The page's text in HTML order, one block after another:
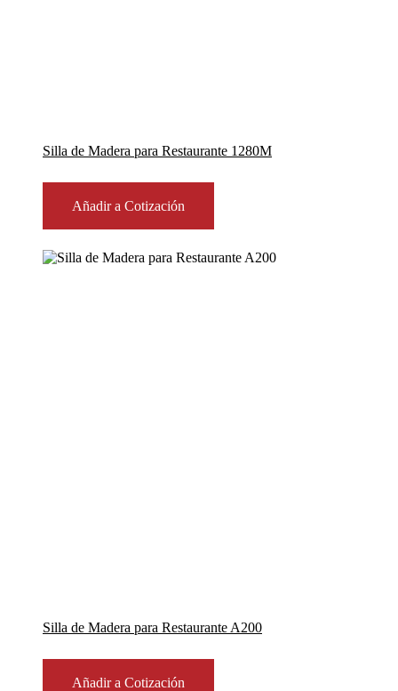
Silla de Madera para Restaurante 1280M
Añadir a Cotización
Silla de Madera para Restaurante A200
Añadir a Cotización